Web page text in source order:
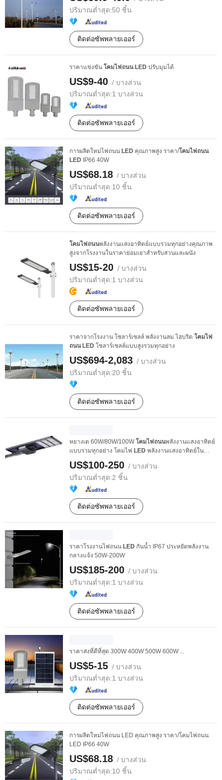
ปริมาณต่ำสุด:50 ชิ้น
ติดต่อซัพพลายเออร์
ราคาแข่งขัน โคมไฟถนน LED ปรับมุมได้
US$9-40 / บางส่วน
ปริมาณต่ำสุด:1 บางส่วน
ติดต่อซัพพลายเออร์
การผลิตใหม่ไฟถนน LED คุณภาพสูง ราคา/โคมไฟถนน
LED IP66 40W
US$68.18 / บางส่วน
ปริมาณต่ำสุด:10 ชิ้น
ติดต่อซัพพลายเออร์
โคมไฟถนนพลังงานแสงอาทิตย์แบบรวมทุกอย่างคุณภาพ
สูงจากโรงงานในราคาย่อมเยาสำหรับสวนและผนัง
US$15-20 / บางส่วน
ปริมาณต่ำสุด:1 บางส่วน
ติดต่อซัพพลายเออร์
ราคาจากโรงงาน โซลาร์เซลล์ พลังงานลม ไฮบริด โคมไฟ
ถนน LED โซลาร์เซลล์แบบสูงรวมทุกอย่าง
US$694-2,083 / บางส่วน
ปริมาณต่ำสุด:20 ชิ้น
ติดต่อซัพพลายเออร์
หยางเด 60W/80W/100Wโคมไฟถนนพลังงานแสงอาทิตย์
แบบรวมทุกอย่าง โคมไฟ LED พลังงานแสงอาทิตย์ใน
ราคาส่ง
US$100-250 / บางส่วน
ปริมาณต่ำสุด:2 ชิ้น
ติดต่อซัพพลายเออร์
ราคาโรงงานไฟถนน LED กันน้ำ IP67 ประหยัดพลังงาน
กลางแจ้ง 50W-200W
US$185-200 / บางส่วน
ปริมาณต่ำสุด:1 บางส่วน
ติดต่อซัพพลายเออร์
ราคาส่งที่ดีที่สุด 300W 400W 500W 600W ...
US$5-15 / บางส่วน
ปริมาณต่ำสุด:1 บางส่วน
ติดต่อซัพพลายเออร์
การผลิตใหม่ไฟถนน LED คุณภาพสูง ราคา/โคมไฟถนน
LED IP66 40W
US$68.18 / บางส่วน
ปริมาณต่ำสุด:10 ชิ้น